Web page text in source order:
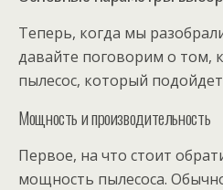
Теперь, когда мы
давайте поговорим о том,
пылесос, который
Мощность и производительность
Первое, на что стоит
мощность пылесоса.